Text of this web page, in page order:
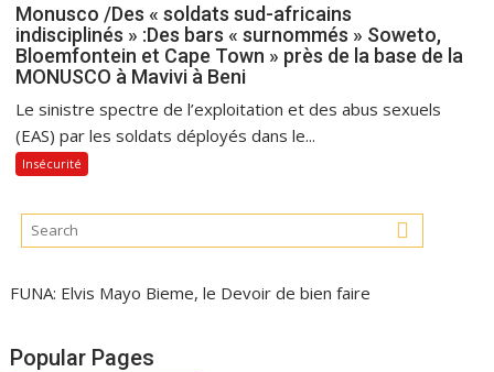
Monusco /Des « soldats sud-africains
indisciplinés » :Des bars « surnommés » Soweto,
Bloemfontein et Cape Town » près de la base de la
MONUSCO à Mavivi à Beni
Le sinistre spectre de l’exploitation et des abus sexuels
(EAS) par les soldats déployés dans le...
Insécurité
FUNA: Elvis Mayo Bieme, le Devoir de bien faire
Popular Pages